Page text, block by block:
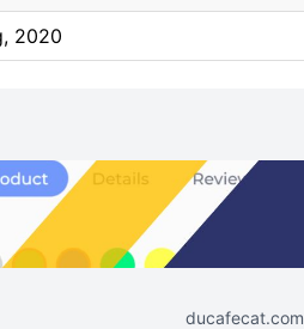
2020
ducafecat.com